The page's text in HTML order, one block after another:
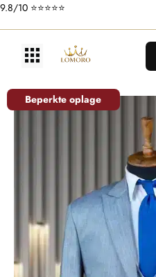
9.8/10 ⭐️⭐️⭐️⭐️⭐️
Beperkte oplage